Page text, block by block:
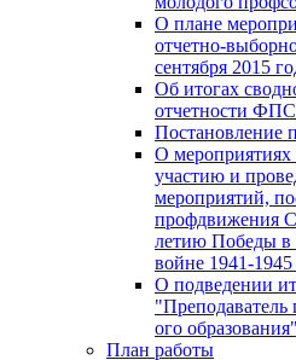
О плане
отчетно-
сентября 2015
Об итогах
отчетности
Постановление
О
участию и
мероприятий,
профдвижения
летию Победы в
войне 1941-1945
О подведении
"Преподаватель
ого образования"
План работы